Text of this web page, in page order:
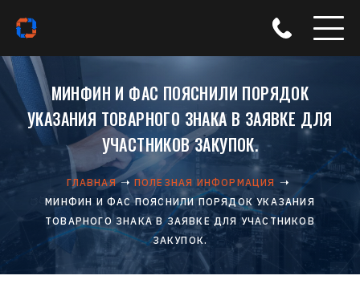
МИНФИН И ФАС ПОЯСНИЛИ ПОРЯДОК
УКАЗАНИЯ ТОВАРНОГО ЗНАКА В ЗАЯВКЕ ДЛЯ
УЧАСТНИКОВ ЗАКУПОК.
ГЛАВНАЯ
ПОЛЕЗНАЯ ИНФОРМАЦИЯ
МИНФИН И ФАС ПОЯСНИЛИ ПОРЯДОК УКАЗАНИЯ
ТОВАРНОГО ЗНАКА В ЗАЯВКЕ ДЛЯ УЧАСТНИКОВ
ЗАКУПОК.